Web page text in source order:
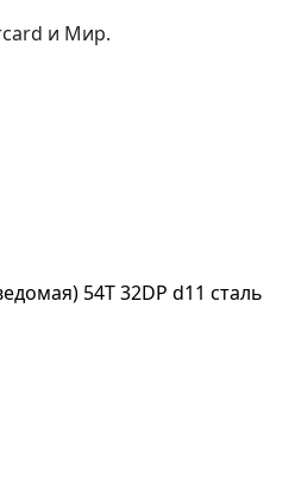
и Мир.
54T 32DP d11 сталь